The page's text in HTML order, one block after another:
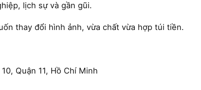
lịch sự và gần gũi.
thay đổi hình ảnh, vừa chất vừa hợp túi tiền.
Quận 11, Hồ Chí Minh